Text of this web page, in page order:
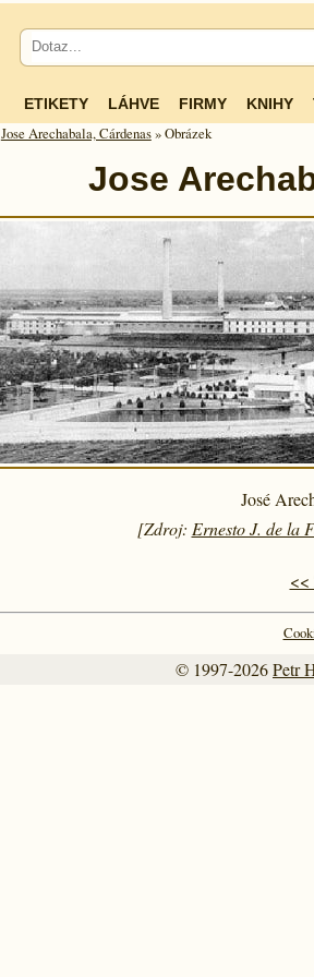
ETIKETY LÁHVE FIRMY KNIHY
Jose Arechabala, Cárdenas» Obrázek
Jose
José
[Zdroj: Ernesto J. de la
<<
© 1997-2026Petr